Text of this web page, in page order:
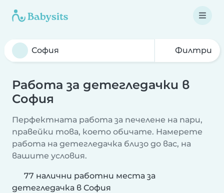
Филтри
Работа за детегледачки в
София
Перфектната работа за печелене на пари,
правейки това, което обичате. Намерете
работа на детегледачка близо до вас, на
вашите условия.
77 налични работни места за
детегледачка в София